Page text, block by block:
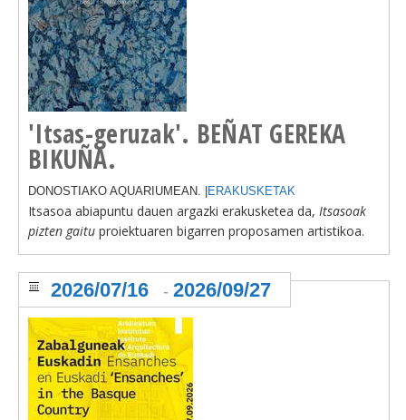
'Itsas-geruzak'. BEÑAT GEREKA
BIKUÑA.
DONOSTIAKO AQUARIUMEAN. | ERAKUSKETAK
Itsasoa abiapuntu dauen argazki erakusketea da, Itsasoak
pizten gaitu proiektuaren bigarren proposamen artistikoa.
2026/07/16 - 2026/09/27